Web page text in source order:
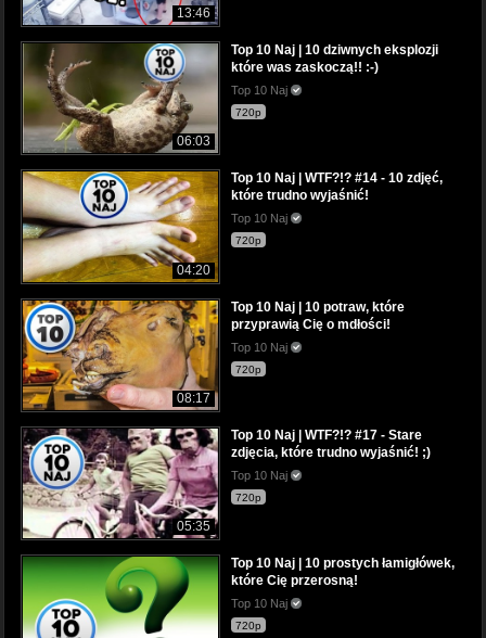
13:46
06:03
Top 10 Naj | 10 dziwnych eksplozji
które was zaskoczą!! :-)
Top 10 Naj
720p
04:20
Top 10 Naj | WTF?!? #14 - 10 zdjęć,
które trudno wyjaśnić!
Top 10 Naj
720p
08:17
Top 10 Naj | 10 potraw, które
przyprawią Cię o mdłości!
Top 10 Naj
720p
05:35
Top 10 Naj | WTF?!? #17 - Stare
zdjęcia, które trudno wyjaśnić! ;)
Top 10 Naj
720p
Top 10 Naj | 10 prostych łamigłówek,
które Cię przerosną!
Top 10 Naj
720p